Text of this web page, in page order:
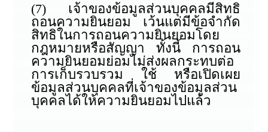
(7) เจ้าของข้อมูลส่วนบุคคลมีสิทธิ
ถอนความยินยอม เว้นแต่มีข้อจำกัด
สิทธิในการถอนความยินยอมโดย
กฎหมายหรือสัญญา ทั้งนี้ การถอน
ความยินยอมย่อมไม่ส่งผลกระทบต่อ
การเก็บรวบรวม ใช้ หรือเปิดเผย
ข้อมูลส่วนบุคคลที่เจ้าของข้อมูลส่วน
บุคคลได้ให้ความยินยอมไปแล้ว